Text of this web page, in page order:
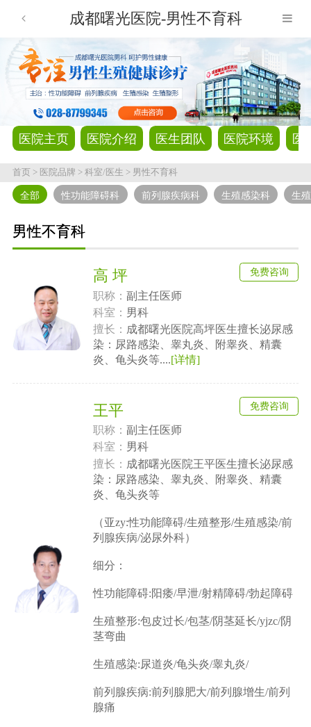
成都曙光医院-男性不育科
医院主页 医院介绍 医生团队 医院环境 医
首页> 医院品牌 > 科室/医生 > 男性不育科
全部 性功能障碍科 前列腺疾病科 生殖感染科 生
男性不育科
高 坪
职称：副主任医师
科室： 男科
擅长： 成都曙光医院高坪医生擅长泌尿感
染：尿路感染、睾丸炎、附睾炎、精囊
炎、龟头炎等....[详情]
免费咨询
王平
职称：副主任医师
科室： 男科
擅长： 成都曙光医院王平医生擅长泌尿感
染：尿路感染、睾丸炎、附睾炎、精囊
炎、龟头炎等
（亚zy:性功能障碍/生殖整形/生殖感染/前
列腺疾病/泌尿外科）
细分：
性功能障碍:阳痿/早泄/射精障碍/勃起障碍
生殖整形:包皮过长/包茎/阴茎延长/yjzc/阴
茎弯曲
生殖感染:尿道炎/龟头炎/睾丸炎/
前列腺疾病:前列腺肥大/前列腺增生/前列
腺痛
免费咨询